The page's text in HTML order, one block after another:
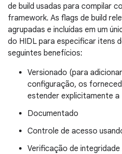
de build usadas para compilar
framework. As flags de build
agrupadas e incluídas em um
do HIDL para especificar itens
seguintes benefícios:
Versionado (para
configuração, os
estender explicitamente a
Documentado
Controle de acesso
Verificação de